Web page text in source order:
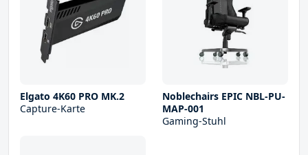
Elgato 4K60 PRO MK.2
Capture-Karte
Noblechairs EPIC NBL-PU-
MAP-001
Gaming-Stuhl